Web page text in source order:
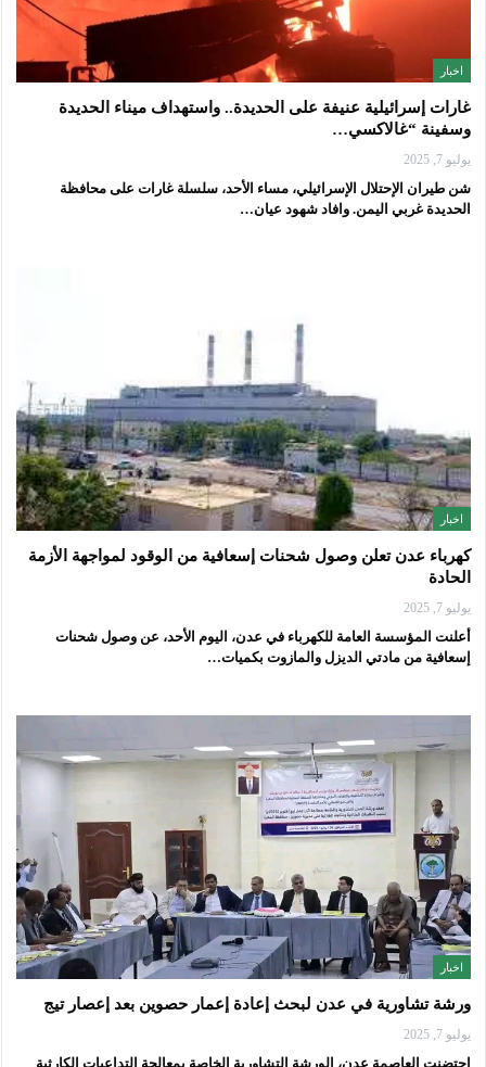
اخبار
غارات إسرائيلية عنيفة على الحديدة.. واستهداف ميناء الحديدة
وسفينة “غالاكسي…
يوليو 7, 2025
شن طيران الإحتلال الإسرائيلي، مساء الأحد، سلسلة غارات على محافظة
الحديدة غربي اليمن. وافاد شهود عيان…
اخبار
كهرباء عدن تعلن وصول شحنات إسعافية من الوقود لمواجهة الأزمة
الحادة
يوليو 7, 2025
أعلنت المؤسسة العامة للكهرباء في عدن، اليوم الأحد، عن وصول شحنات
إسعافية من مادتي الديزل والمازوت بكميات…
اخبار
ورشة تشاورية في عدن لبحث إعادة إعمار حصوين بعد إعصار تيج
يوليو 7, 2025
احتضنت العاصمة عدن، الورشة التشاورية الخاصة بمعالجة التداعيات الكارثية